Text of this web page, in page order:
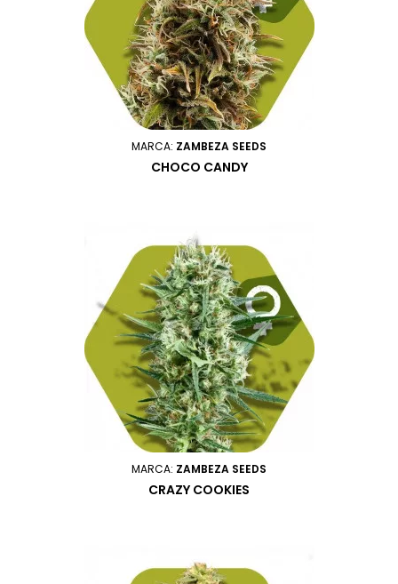
MARCA: ZAMBEZA SEEDS
CHOCO CANDY
MARCA: ZAMBEZA SEEDS
CRAZY COOKIES